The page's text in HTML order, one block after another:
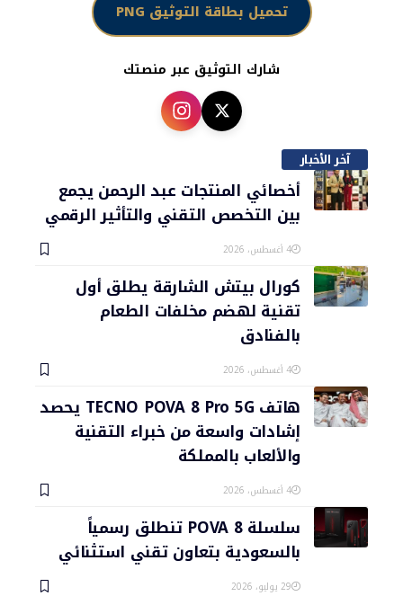
تحميل بطاقة التوثيق PNG
شارك التوثيق عبر منصتك
آخر الأخبار
أخصائي المنتجات عبد الرحمن يجمع
بين التخصص التقني والتأثير الرقمي
4 أغسطس، 2026
كورال بيتش الشارقة يطلق أول
تقنية لهضم مخلفات الطعام
بالفنادق
4 أغسطس، 2026
هاتف TECNO POVA 8 Pro 5G يحصد
إشادات واسعة من خبراء التقنية
والألعاب بالمملكة
4 أغسطس، 2026
سلسلة POVA 8 تنطلق رسمياً
بالسعودية بتعاون تقني استثنائي
29 يوليو، 2026